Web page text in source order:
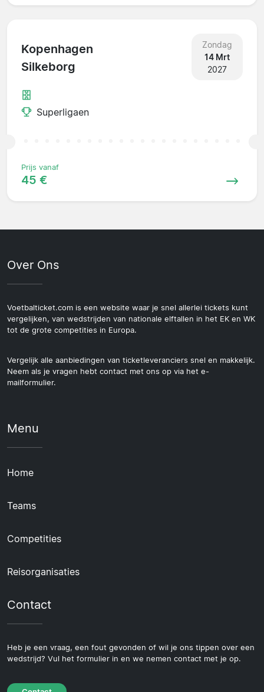
Kopenhagen
Silkeborg
Zondag
14 Mrt
2027
Superligaen
Prijs vanaf
45 €
Over Ons
Voetbalticket.com is een website waar je snel allerlei tickets kunt
vergelijken, van wedstrijden van nationale elftallen in het EK en WK
tot de grote competities in Europa.
Vergelijk alle aanbiedingen van ticketleveranciers snel en makkelijk.
Neem als je vragen hebt contact met ons op via het e-
mailformulier.
Menu
Home
Teams
Competities
Reisorganisaties
Contact
Heb je een vraag, een fout gevonden of wil je ons tippen over een
wedstrijd? Vul het formulier in en we nemen contact met je op.